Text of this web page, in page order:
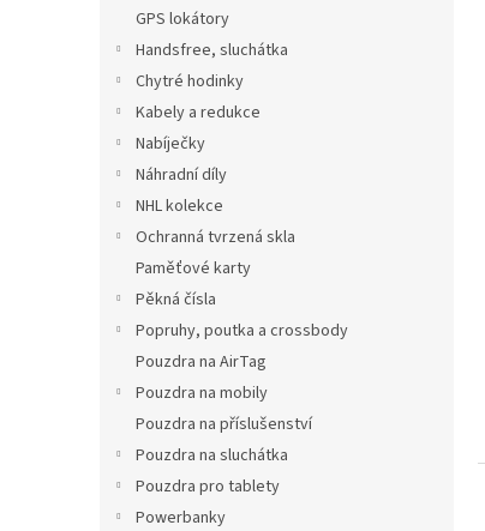
GPS lokátory
Handsfree, sluchátka
Chytré hodinky
Kabely a redukce
Nabíječky
Náhradní díly
NHL kolekce
Ochranná tvrzená skla
Paměťové karty
Pěkná čísla
Popruhy, poutka a crossbody
Pouzdra na AirTag
Pouzdra na mobily
Pouzdra na příslušenství
Pouzdra na sluchátka
Pouzdra pro tablety
Powerbanky